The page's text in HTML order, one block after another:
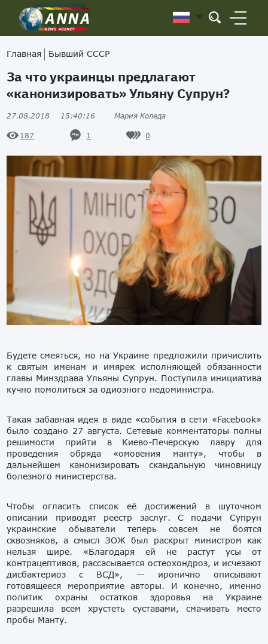
Главная Бывший СССР
За что украинцы предлагают
«канонизировать» Ульяну Супрун?
27.08.2018 15:40:16 Мария Коледа
187 1 0
Будете смеяться, но на Украине предложили причислить
к святым именам и имярек исполняющей обязанности
главы Минздрава Ульяны Супрун. Поступила инициатива
кучно помолиться за одиозного недоминистра.
Такая забавная идея в виде «события в сети «Facebook»
было создано 27 августа. Сетевые комментаторы полны
решимости прийти в Киево-Печерскую лавру для
проведения обряда «омовения манту», чтобы в
дальнейшем канонизировать скандальную чиновницу
болезного министерства.
Чтобы огласить список её достижений в шуточном
описании приводят реестр заслуг. С подачи Супрун
украинские обыватели теперь совсем не боятся
сквозняков, а смысл ЗОЖ был раскрыт министром как
нельзя шире. «Благодаря ей не растут усы от
контрацептивов, рассасывается остеохондроз, и исчезают
дисбактериоз с ВСД», — иронично описывают
готовящееся мероприятие авторы. И конечно, именно
политик охраны остатков здоровья на Украине
разрешила всем хрустеть суставами, смачивать место
пробы Манту.